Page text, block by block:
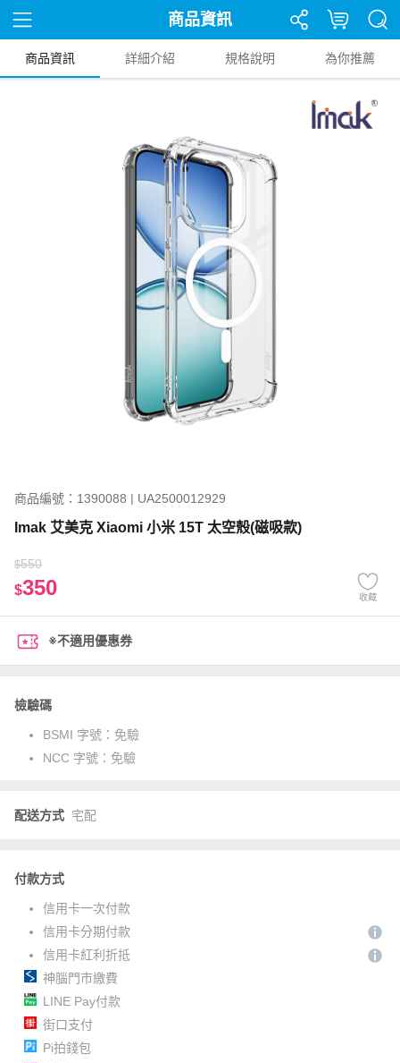
商品資訊
商品資訊 詳細介紹 規格說明 為你推薦
商品編號：1390088 | UA2500012929
Imak 艾美克 Xiaomi 小米 15T 太空殼(磁吸款)
$550
$350 收藏
※不適用優惠券
檢驗碼
BSMI 字號： 免驗
NCC 字號： 免驗
配送方式 宅配
付款方式
信用卡一次付款
信用卡分期付款
信用卡紅利折抵
神腦門市繳費
LINE Pay付款
街口支付
Pi拍錢包